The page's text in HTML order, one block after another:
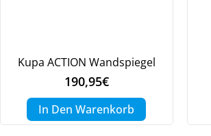
Kupa ACTION Wandspiegel
190,95€
In Den Warenkorb